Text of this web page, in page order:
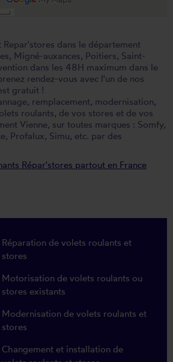
dans le département
, Migné-auxances, Poitiers, Saint-
dans les 48H maximum dans le
rendez-vous avec l'un de nos
gratuit !
remplacement, modernisation,
roulants, de vos stores et de vos
Vienne, sur toutes marques : Somfy,
Profalux, Simu, etc. par des
Répar'stores partout en France
Réparation de volets roulants et
stores
Motorisation de volets roulants ou
stores existants
Modernisation de volets roulants et
stores
Changement et installation de